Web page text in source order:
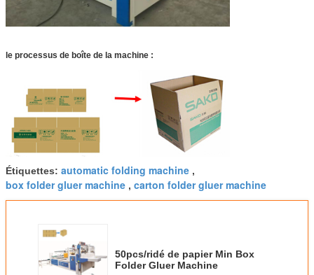
le processus de boîte de la machine :
Étiquettes: automatic folding machine ,
box folder gluer machine , carton folder gluer machine
50pcs/ridé de papier Min Box
Folder Gluer Machine